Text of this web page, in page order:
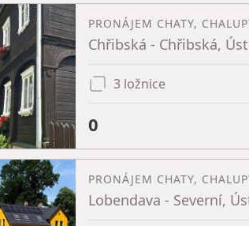
PRONÁJEM CHATY,
Chřibská - Chřibská,
3 ložnice
0
PRONÁJEM CHATY,
Lobendava - Severní,